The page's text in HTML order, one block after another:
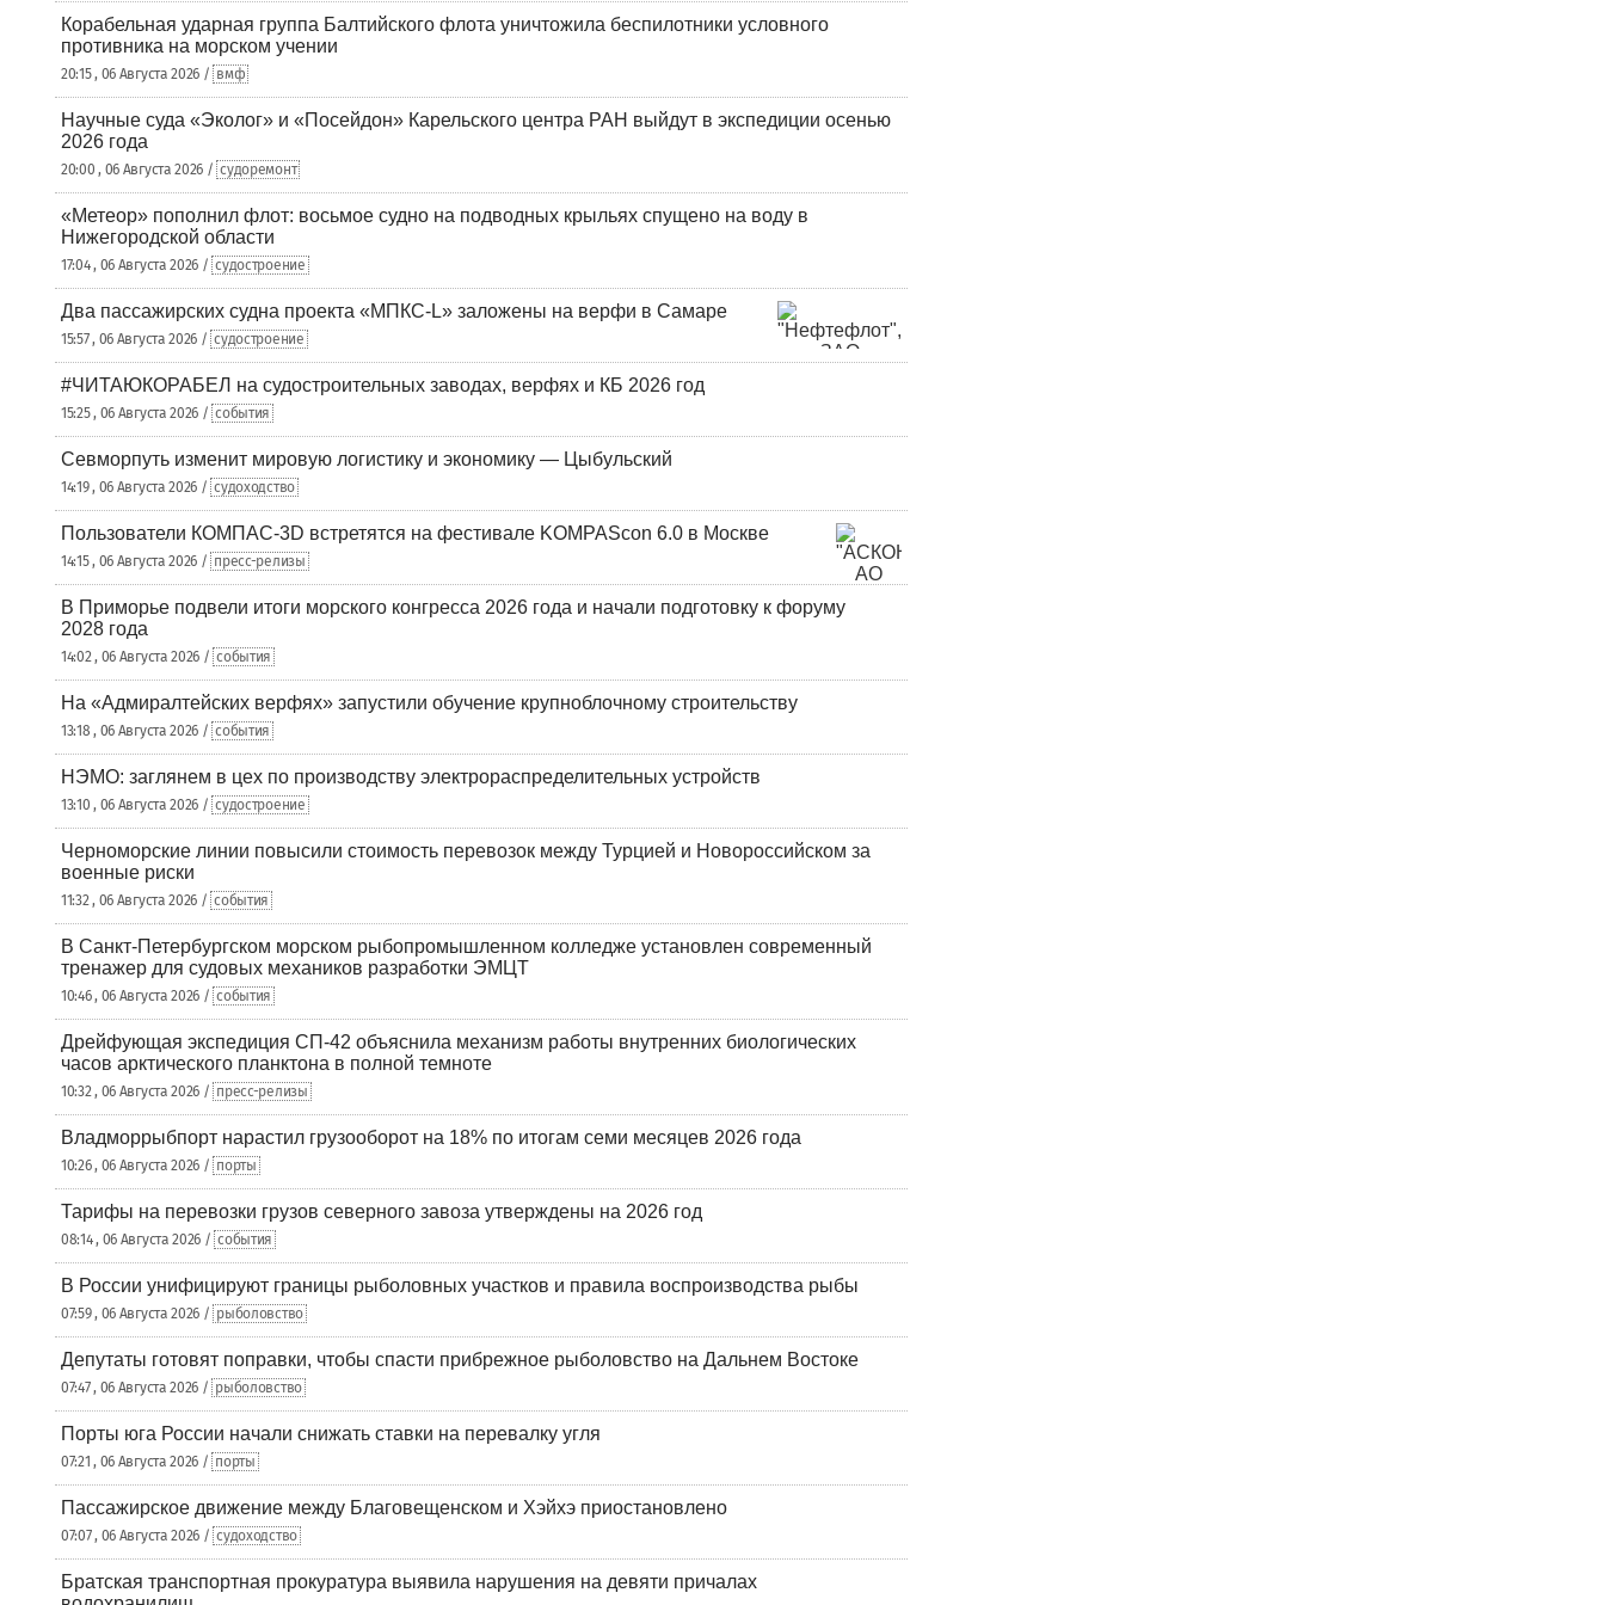
Корабельная ударная группа Балтийского флота уничтожила беспилотники условного
противника на морском учении
20:15 , 06 Августа 2026 / вмф
Научные суда «Эколог» и «Посейдон» Карельского центра РАН выйдут в экспедиции осенью
2026 года
20:00 , 06 Августа 2026 / судоремонт
«Метеор» пополнил флот: восьмое судно на подводных крыльях спущено на воду в
Нижегородской области
17:04 , 06 Августа 2026 / судостроение
Два пассажирских судна проекта «МПКС-L» заложены на верфи в Самаре
15:57 , 06 Августа 2026 / судостроение
#ЧИТАЮКОРАБЕЛ на судостроительных заводах, верфях и КБ 2026 год
15:25 , 06 Августа 2026 / события
Севморпуть изменит мировую логистику и экономику — Цыбульский
14:19 , 06 Августа 2026 / судоходство
Пользователи КОМПАС-3D встретятся на фестивале KOMPAScon 6.0 в Москве
14:15 , 06 Августа 2026 / пресс-релизы
В Приморье подвели итоги морского конгресса 2026 года и начали подготовку к форуму
2028 года
14:02 , 06 Августа 2026 / события
На «Адмиралтейских верфях» запустили обучение крупноблочному строительству
13:18 , 06 Августа 2026 / события
НЭМО: заглянем в цех по производству электрораспределительных устройств
13:10 , 06 Августа 2026 / судостроение
Черноморские линии повысили стоимость перевозок между Турцией и Новороссийском за
военные риски
11:32 , 06 Августа 2026 / события
В Санкт-Петербургском морском рыбопромышленном колледже установлен современный
тренажер для судовых механиков разработки ЭМЦТ
10:46 , 06 Августа 2026 / события
Дрейфующая экспедиция СП-42 объяснила механизм работы внутренних биологических
часов арктического планктона в полной темноте
10:32 , 06 Августа 2026 / пресс-релизы
Владморрыбпорт нарастил грузооборот на 18% по итогам семи месяцев 2026 года
10:26 , 06 Августа 2026 / порты
Тарифы на перевозки грузов северного завоза утверждены на 2026 год
08:14 , 06 Августа 2026 / события
В России унифицируют границы рыболовных участков и правила воспроизводства рыбы
07:59 , 06 Августа 2026 / рыболовство
Депутаты готовят поправки, чтобы спасти прибрежное рыболовство на Дальнем Востоке
07:47 , 06 Августа 2026 / рыболовство
Порты юга России начали снижать ставки на перевалку угля
07:21 , 06 Августа 2026 / порты
Пассажирское движение между Благовещенском и Хэйхэ приостановлено
07:07 , 06 Августа 2026 / судоходство
Братская транспортная прокуратура выявила нарушения на девяти причалах